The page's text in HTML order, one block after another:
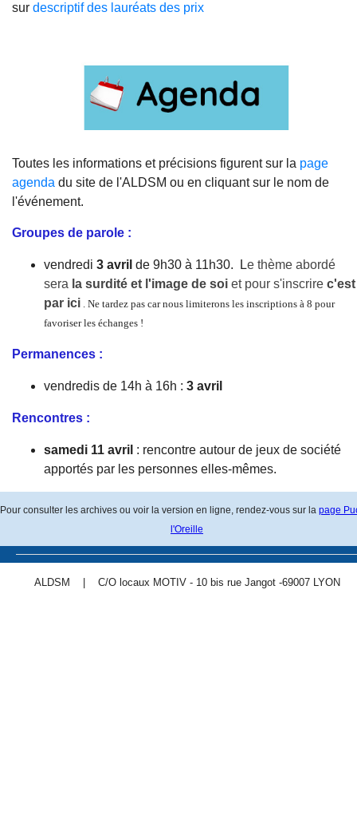
sur descriptif des lauréats des prix
Toutes les informations et précisions figurent sur la page
agenda du site de l'ALDSM ou en cliquant sur le nom de
l'événement.
Groupes de parole :
vendredi 3 avril de 9h30 à 11h30. Le thème abordé
sera la surdité et l'image de soi et pour s'inscrire c'est
par ici . Ne tardez pas car nous limiterons les inscriptions à 8 pour
favoriser les échanges !
Permanences :
vendredis de 14h à 16h : 3 avril
Rencontres :
samedi 11 avril : rencontre autour de jeux de société
apportés par les personnes elles-mêmes.
Pour consulter les archives ou voir la version en ligne, rendez-vous sur la page
l'Oreille
ALDSM C/O locaux MOTIV - 10 bis rue Jangot -69007 LYON